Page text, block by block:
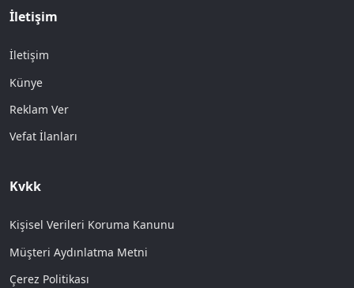
İletişim
İletişim
Künye
Reklam Ver
Vefat İlanları
Kvkk
Kişisel Verileri Koruma Kanunu
Müşteri Aydınlatma Metni
Çerez Politikası